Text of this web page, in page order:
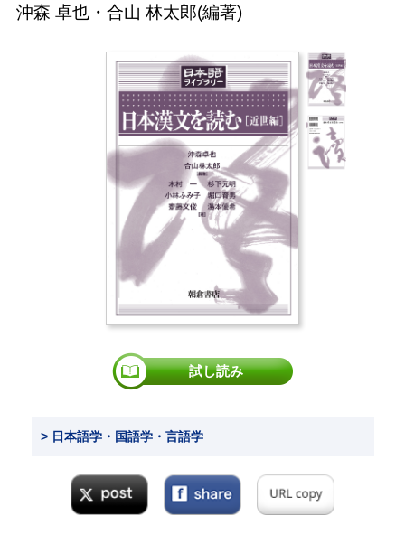
沖森 卓也・ 合山 林太郎(編著)
試し読み
> 日本語学・国語学・言語学